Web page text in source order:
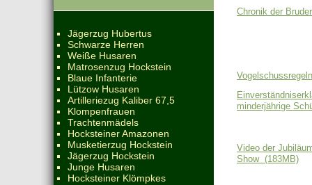
Jägerzug Hubertus
Schwarze Herren
Weiße Husaren
Matrosenzug Hockstein
Blaue Infanterie
Lützow Husaren
Artilleriezug Kaliber 67,5
Klompenfrauen
Trachtenmädels
Hocksteiner Amazonen
Musketierzug Hockstein
Jägerzug Hockstein
Junge Husaren
Hocksteiner Klömpkes
Chronik der
minderjährige
Video der
Show (183MB)